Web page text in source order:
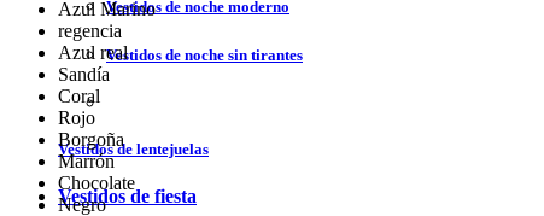
Vestidos de noche moderno
Vestidos de noche sin tirantes
Vestidos de lentejuelas
Vestidos de fiesta
Azul Marino
regencia
Azul real
Sandía
Coral
Rojo
Borgoña
Marrón
Chocolate
Negro